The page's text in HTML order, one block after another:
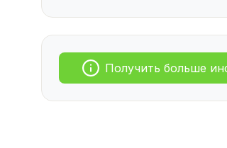
Получить больше